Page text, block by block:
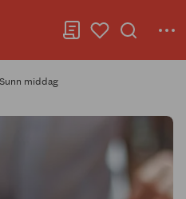
Sunn middag